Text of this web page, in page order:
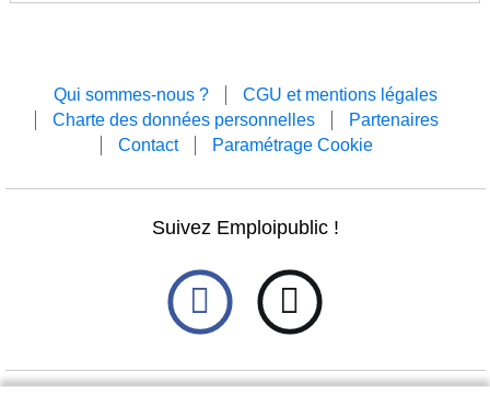
Qui sommes-nous ?
CGU et mentions légales
Charte des données personnelles
Partenaires
Contact
Paramétrage Cookie
Suivez Emploipublic !